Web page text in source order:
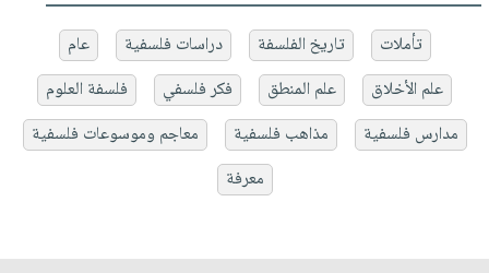
تأملات تاريخ الفلسفة دراسات فلسفية
عام
علم الأخلاق
علم المنطق فكر فلسفي
فلسفة العلوم
مدارس فلسفية
مذاهب فلسفية
معاجم وموسوعات فلسفية
معرفة